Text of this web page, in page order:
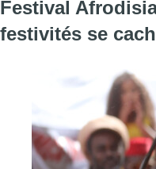
Festival
festivités se